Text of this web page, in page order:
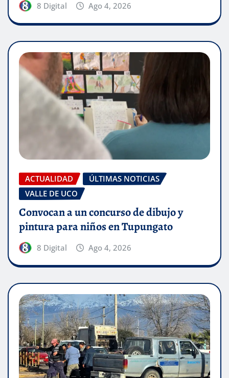
8 Digital Ago 4, 2026
ACTUALIDAD
ÚLTIMAS NOTICIAS
VALLE DE UCO
Convocan a un concurso de dibujo y
pintura para niños en Tupungato
8 Digital Ago 4, 2026